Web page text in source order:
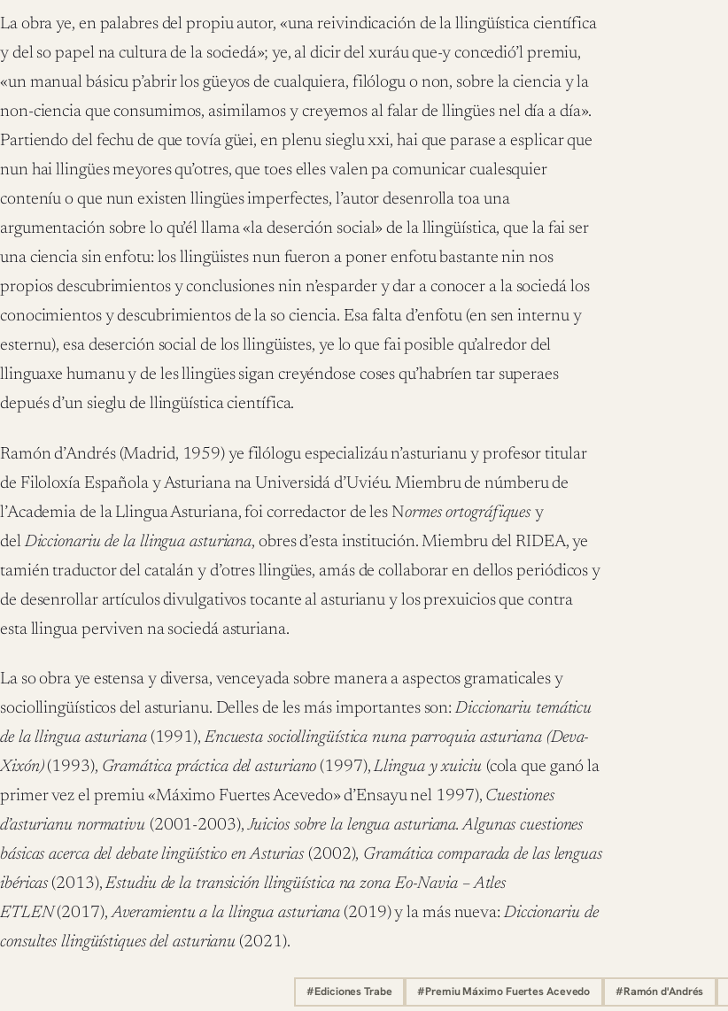
La obra ye, en palabres del propiu autor, «una reivindicación de la llingüística científica
y del so papel na cultura de la sociedá»; ye, al dicir del xuráu que-y concedió’l premiu,
«un manual básicu p’abrir los güeyos de cualquiera, filólogu o non, sobre la ciencia y la
non-ciencia que consumimos, asimilamos y creyemos al falar de llingües nel día a día».
Partiendo del fechu de que tovía güei, en plenu sieglu xxi, hai que parase a esplicar que
nun hai llingües meyores qu’otres, que toes elles valen pa comunicar cualesquier
conteníu o que nun existen llingües imperfectes, l’autor desenrolla toa una
argumentación sobre lo qu’él llama «la deserción social» de la llingüística, que la fai ser
una ciencia sin enfotu: los llingüistes nun fueron a poner enfotu bastante nin nos
propios descubrimientos y conclusiones nin n’esparder y dar a conocer a la sociedá los
conocimientos y descubrimientos de la so ciencia. Esa falta d’enfotu (en sen internu y
esternu), esa deserción social de los llingüistes, ye lo que fai posible qu’alredor del
llinguaxe humanu y de les llingües sigan creyéndose coses qu’habríen tar superaes
depués d’un sieglu de llingüística científica.
Ramón d’Andrés (Madrid, 1959) ye filólogu espe­cializáu n’asturianu y profesor titular
de Filoloxía Española y Asturiana na Universidá d’Uviéu. Miembru de númberu de
l’Academia de la Llingua Asturiana, foi corredactor de les Normes ortográfiques y
delDiccionariu de la llingua asturiana, obres d’esta institución. Miembru del RIDEA, ye
tamién traductor del catalán y d’otres llingües, amás de collaborar en dellos periódicos y
de desenrollar artículos divulgativos tocante al asturianu y los prexuicios que contra
esta llingua perviven na sociedá asturiana.
La so obra ye estensa y diversa, venceyada sobre manera a aspectos gramaticales y
sociollingüísticos del asturianu. Delles de les más importantes son:Diccionariu temáticu
de la llingua asturiana(1991),Encuesta sociollingüística nuna parroquia asturiana (Deva-
Xixón)(1993), Gramática práctica del asturiano (1997),Llingua y xuiciu (cola que ganó la
primer vez el premiu «Máximo Fuertes Acevedo» d’Ensayu nel 1997), Cuestiones
d’asturianu normativu (2001-2003),Juicios sobre la lengua asturiana. Algunas cuestiones
básicas acerca del debate lingüístico en Asturias (2002), Gramática comparada de las lenguas
ibéricas(2013),Estudiu de la transición llingüística na zona Eo-Navia – Atles
ETLEN(2017),Averamientu a la llingua asturiana (2019) y la más nueva:Diccionariu de
consultes llingüístiques del asturianu (2021).
#Ediciones Trabe #Premiu Máximo Fuertes Acevedo #Ramón d'Andrés